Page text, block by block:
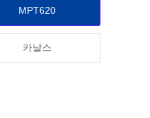
MPT620
카날스